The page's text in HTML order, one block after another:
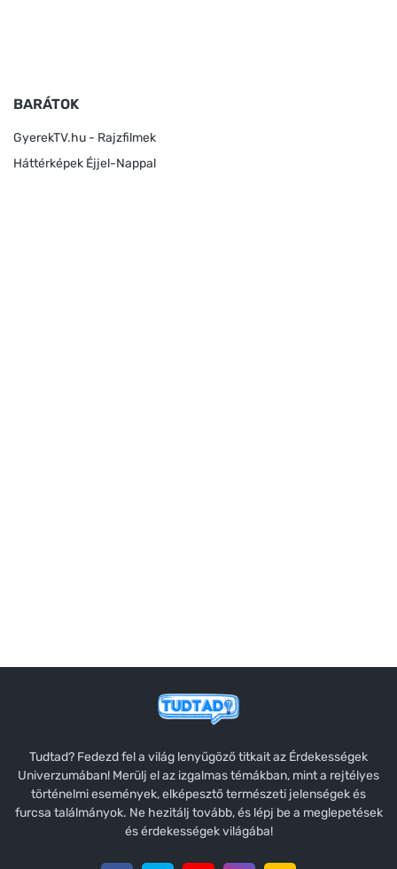
BARÁTOK
GyerekTV.hu - Rajzfilmek
Háttérképek Éjjel-Nappal
Tudtad? Fedezd fel a világ lenyűgöző titkait az Érdekességek
Univerzumában! Merülj el az izgalmas témákban, mint a rejtélyes
történelmi események, elképesztő természeti jelenségek és
furcsa találmányok. Ne hezitálj tovább, és lépj be a meglepetések
és érdekességek világába!